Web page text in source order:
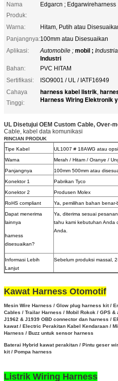
Nama
Produk:
Edgarcn ; Edgarwireharness
Warna:
Hitam, Putih atau
Panjangnya:100mm atau Disesuaikan
Aplikasi:
Automobile ; mobil ;
Industri
Bahan:
PVC HITAM
Sertifikasi:
ISO9001 / UL / IATF16949
Cahaya
Tinggi:
harness kabel listrik,
Harness Wiring Elektronik
UL Disetujui OEM Custom Cable, Over-
Cable, kabel data komunikasi
RINCIAN PRODUK
Tipe Kabel
UL1007 # 18AWG atau
Warna
Merah / Hitam / Oranye /
Panjangnya
100mm 500mm atau
Konektor 1
Pabrikan Tyco
Konektor 2
Produsen Molex
RoHS compliant
Ya, pemilihan bahan benar-
Dapat menerima
lainnya
harness
disesuaikan?
Ya, diterima sesuai
tahu kami kebutuhan Anda
Anda.
Informasi Lebih
Lanjut
Sebelum produksi massal,
Kawat Harness Otomotif
Mesin Wire Harness / Glow plug harness kit /
Cables / Trailar Harness / Mobil Rokok / GPS
J1962 & J1939 OBD connector dan harness /
kawat / Electric Perakitan Kabel Kendaraan /
Harness / Buzz untuk sensor harness
Baterai Hybrid kawat perakitan / Pintu geser
kit / Pompa harness
Listrik Wiring Harness